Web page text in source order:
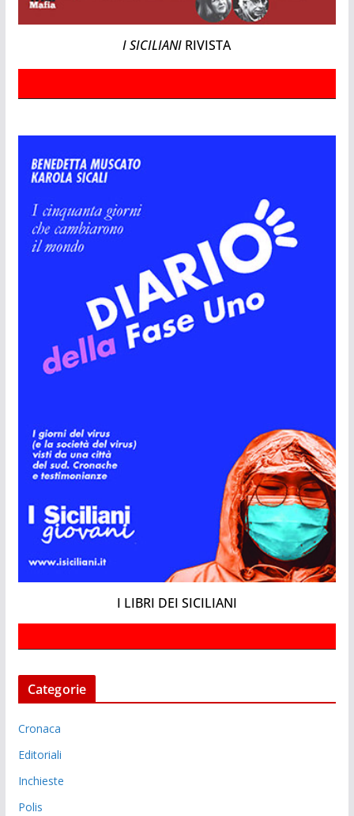
I SICILIANI RIVISTA
I LIBRI DEI SICILIANI
Categorie
Cronaca
Editoriali
Inchieste
Polis